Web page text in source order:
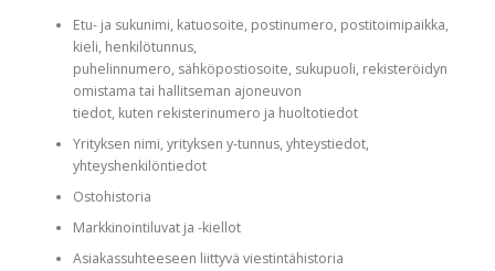
Etu- ja sukunimi, katuosoite, postinumero, postitoimipaikka,
kieli, henkilötunnus,
puhelinnumero, sähköpostiosoite, sukupuoli, rekisteröidyn
omistama tai hallitseman ajoneuvon
tiedot, kuten rekisterinumero ja huoltotiedot
Yrityksen nimi, yrityksen y-tunnus, yhteystiedot,
yhteyshenkilöntiedot
Ostohistoria
Markkinointiluvat ja -kiellot
Asiakassuhteeseen liittyvä viestintähistoria